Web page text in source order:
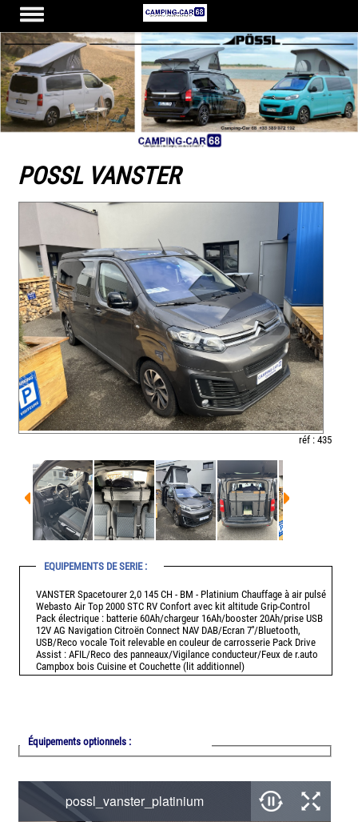
POSSL VANSTER
réf : 435
EQUIPEMENTS DE SERIE :
VANSTER Spacetourer 2,0 145 CH - BM - Platinium Chauffage à air pulsé
Webasto Air Top 2000 STC RV Confort avec kit altitude Grip-Control
Pack électrique : batterie 60Ah/chargeur 16Ah/booster 20Ah/prise USB
12V AG Navigation Citroën Connect NAV DAB/Ecran 7''/Bluetooth,
USB/Reco vocale Toit relevable en couleur de carrosserie Pack Drive
Assist : AFIL/Reco des panneaux/Vigilance conducteur/Feux de r.auto
Campbox bois Cuisine et Couchette (lit additionnel)
Équipements optionnels :